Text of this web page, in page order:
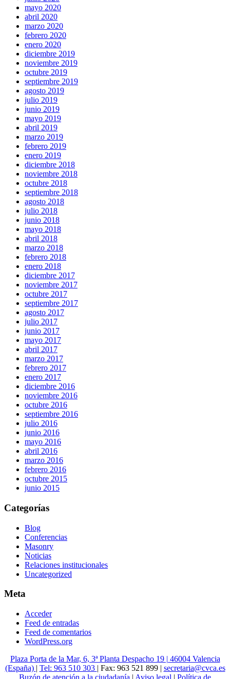
mayo 2020
abril 2020
marzo 2020
febrero 2020
enero 2020
diciembre 2019
noviembre 2019
octubre 2019
septiembre 2019
agosto 2019
julio 2019
junio 2019
mayo 2019
abril 2019
marzo 2019
febrero 2019
enero 2019
diciembre 2018
noviembre 2018
octubre 2018
septiembre 2018
agosto 2018
julio 2018
junio 2018
mayo 2018
abril 2018
marzo 2018
febrero 2018
enero 2018
diciembre 2017
noviembre 2017
octubre 2017
septiembre 2017
agosto 2017
julio 2017
junio 2017
mayo 2017
abril 2017
marzo 2017
febrero 2017
enero 2017
diciembre 2016
noviembre 2016
octubre 2016
septiembre 2016
julio 2016
junio 2016
mayo 2016
abril 2016
marzo 2016
febrero 2016
octubre 2015
junio 2015
Categorías
Blog
Conferencias
Masonry
Noticias
Relaciones institucionales
Uncategorized
Meta
Acceder
Feed de entradas
Feed de comentarios
WordPress.org
Plaza Porta de la Mar, 6, 3ª Planta Despacho 19 | 46004 Valencia
(España) | Tel: 963 510 303 | Fax: 963 521 899 | secretaria@cvca.es
Buzón de atención a la ciudadanía | Aviso legal | Política de